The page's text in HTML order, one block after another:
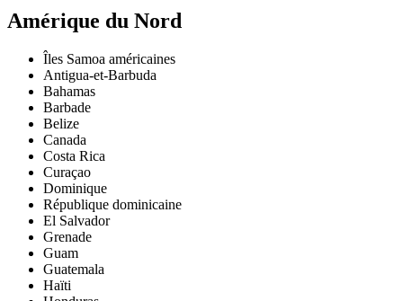
Amérique du Nord
Îles Samoa américaines
Antigua-et-Barbuda
Bahamas
Barbade
Belize
Canada
Costa Rica
Curaçao
Dominique
République dominicaine
El Salvador
Grenade
Guam
Guatemala
Haïti